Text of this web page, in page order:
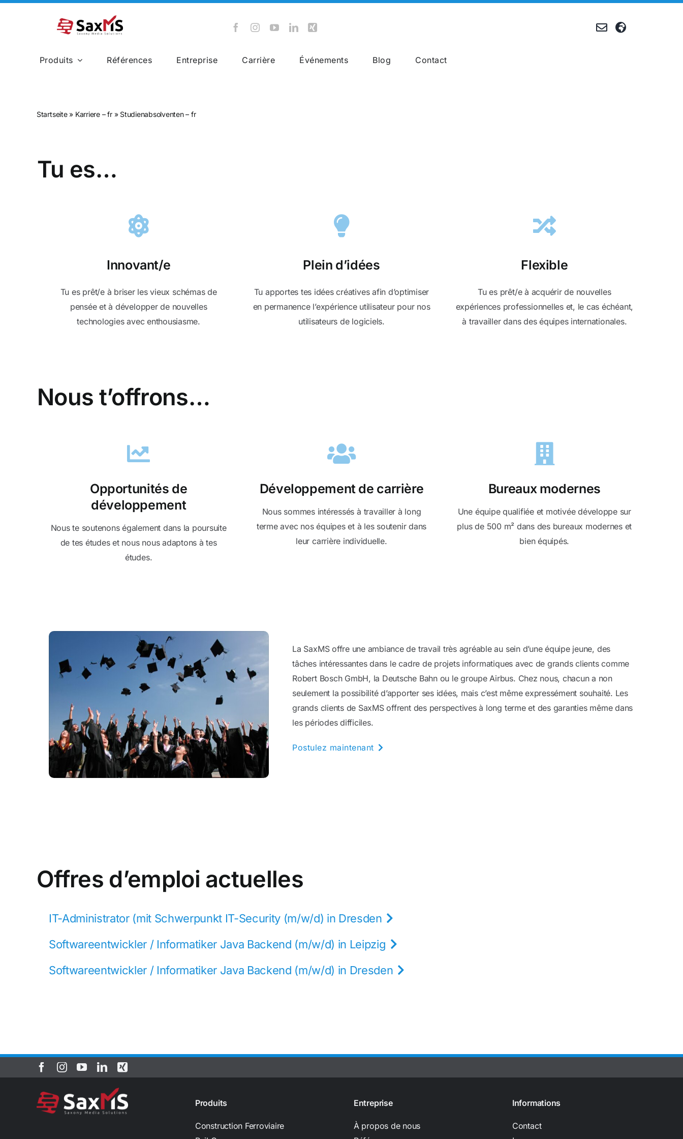
Produits Références Entreprise Carrière Événements Blog Contact
Startseite» Karriere – fr» Studienabsolventen – fr
Tu es…
Innovant/e
Tu es prêt/e à briser les vieux schémas de
pensée et à développer de nouvelles
technologies avec enthousiasme.
Plein d’idées
Tu apportes tes idées créatives afin d’optimiser
en permanence l’expérience utilisateur pour nos
utilisateurs de logiciels.
Flexible
Tu es prêt/e à acquérir de nouvelles
expériences professionnelles et, le cas échéant,
à travailler dans des équipes internationales.
Nous t’offrons…
Opportunités de
développement
Nous te soutenons également dans la poursuite
de tes études et nous nous adaptons à tes
études.
Développement de carrière
Nous sommes intéressés à travailler à long
terme avec nos équipes et à les soutenir dans
leur carrière individuelle.
Bureaux modernes
Une équipe qualifiée et motivée développe sur
plus de 500 m² dans des bureaux modernes et
bien équipés.
La SaxMS offre une ambiance de travail très agréable au sein d’une équipe jeune, des
tâches intéressantes dans le cadre de projets informatiques avec de grands clients comme
Robert Bosch GmbH, la Deutsche Bahn ou le groupe Airbus. Chez nous, chacun a non
seulement la possibilité d’apporter ses idées, mais c’est même expressément souhaité. Les
grands clients de SaxMS offrent des perspectives à long terme et des garanties même dans
les périodes difficiles.
Postulez maintenant
Offres d’emploi actuelles
IT-Administrator (mit Schwerpunkt IT-Security (m/w/d) in Dresden
Softwareentwickler / Informatiker Java Backend (m/w/d) in Leipzig
Softwareentwickler / Informatiker Java Backend (m/w/d) in Dresden
Produits
Construction Ferroviaire
Entreprise
À propos de nous
Informations
Contact